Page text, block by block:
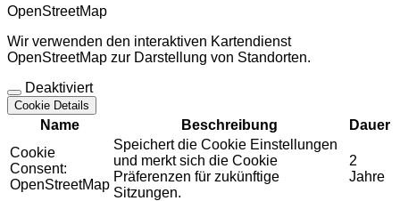
OpenStreetMap
Wir verwenden den interaktiven Kartendienst
OpenStreetMap zur Darstellung von Standorten.
Deaktiviert
Cookie Details
Name Beschreibung
Dauer
Cookie
Consent:
OpenStreetMap
Speichert die Cookie Einstellungen
und merkt sich die Cookie
Präferenzen für zukünftige
Sitzungen.
2
Jahre